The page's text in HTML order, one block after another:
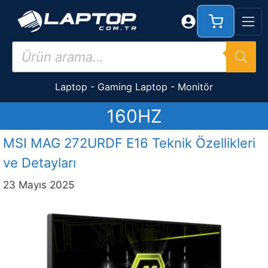
Products
search
Laptop - Gaming Laptop - Monitör
160HZ
MSI MAG 272URDF E16 Teknik Özellikleri
ve Detayları
23 Mayıs 2025